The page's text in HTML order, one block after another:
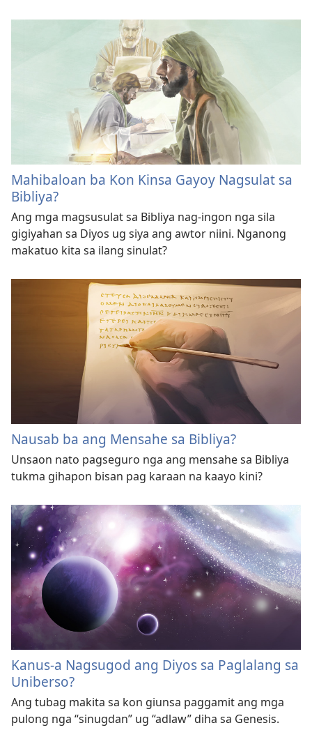
Mahibaloan ba Kon Kinsa Gayoy Nagsulat sa
Bibliya?
Ang mga magsusulat sa Bibliya nag-ingon nga sila
gigiyahan sa Diyos ug siya ang awtor niini. Nganong
makatuo kita sa ilang sinulat?
Nausab ba ang Mensahe sa Bibliya?
Unsaon nato pagseguro nga ang mensahe sa Bibliya
tukma gihapon bisan pag karaan na kaayo kini?
Kanus-a Nagsugod ang Diyos sa Paglalang sa
Uniberso?
Ang tubag makita sa kon giunsa paggamit ang mga
pulong nga “sinugdan” ug “adlaw” diha sa Genesis.